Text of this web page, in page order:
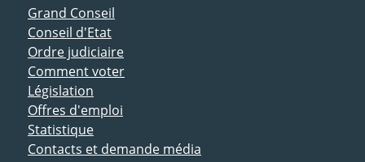
ACCÈS DIRECT
Grand Conseil
Conseil d'Etat
Ordre judiciaire
Comment voter
Législation
Offres d'emploi
Statistique
Contacts et demande média